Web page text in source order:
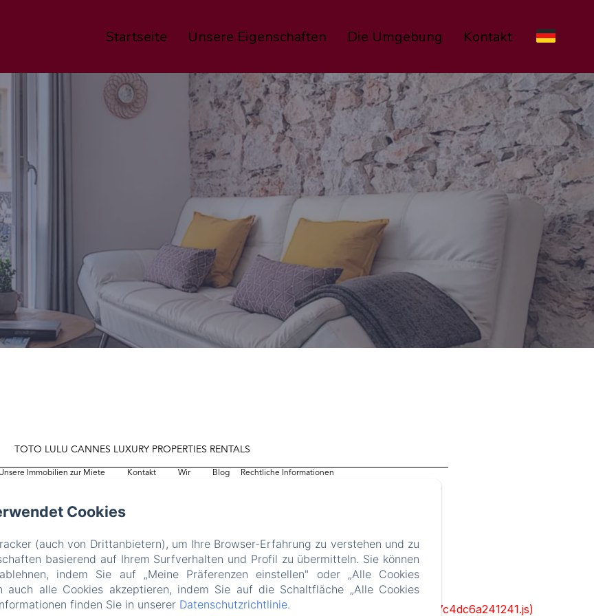
Startseite Unsere Eigenschaften Die Umgebung Kontakt
TOTO LULU CANNES LUXURY PROPERTIES RENTALS
Unsere Immobilien zur Miete Kontakt Wir Blog Rechtliche Informationen
Powered mit Amenitiz
https://d1cmur5l0xva3h.cloudfront.net/packs/1322-c6e932f9d3d27b65-1bf7c4dc6a241241.js)
Cookies
(auch von Drittanbietern), um Ihre Browser-Erfahrung zu verstehen und zu
basierend auf Ihrem Surfverhalten und Profil zu übermitteln. Sie können
indem Sie auf „Meine Präferenzen einstellen" oder „Alle Cookies
auch alle Cookies akzeptieren, indem Sie auf die Schaltfläche „Alle Cookies
finden Sie in unserer Datenschutzrichtlinie.